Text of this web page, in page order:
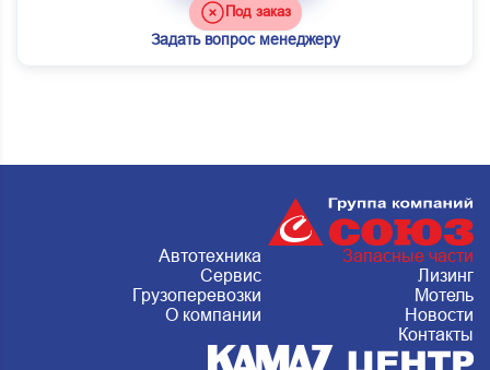
Под заказ
Задать вопрос менеджеру
Автотехника
Запасные части
Сервис
Лизинг
Грузоперевозки
Мотель
О компании
Новости
Контакты